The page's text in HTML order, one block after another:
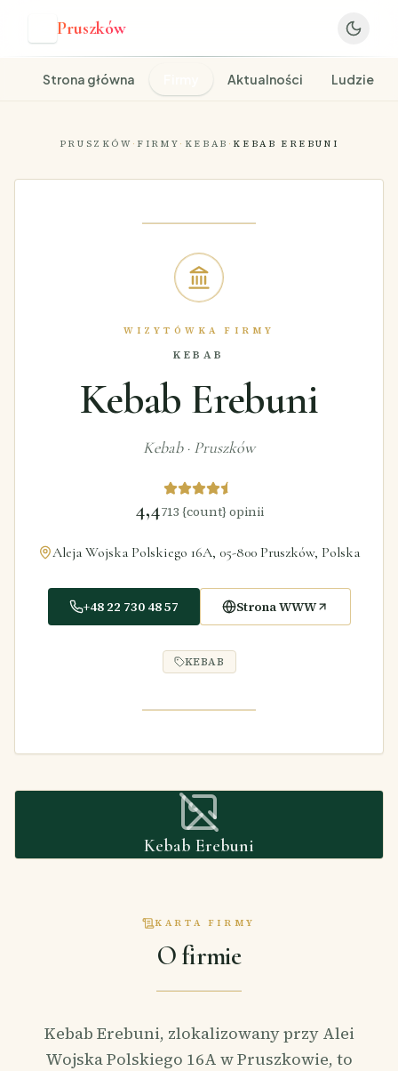
Pruszków
Strona główna Aktualności Ludzie
PRUSZKÓW · FIRMY · KEBAB · KEBAB EREBUNI
WIZYTÓWKA FIRMY
KEBAB
Kebab Erebuni
Kebab· Pruszków
4,4713 {count} opinii
Aleja Wojska Polskiego 16A, 05-800 Pruszków, Polska
+48 22 730 48 57 Strona WWW
KEBAB
Kebab Erebuni
KARTA FIRMY
O firmie
Kebab Erebuni, zlokalizowany przy Alei
Wojska Polskiego 16A w Pruszkowie, to